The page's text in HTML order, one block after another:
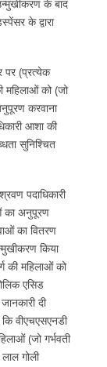
के बाद
के द्वारा
पर (प्रत्येक
महिलाओं को (जो
करवाना
आशा की
सुनिश्चित
पदाधिकारी
का अनुपूरण
का वितरण
किया
की महिलाओं को
एसिड
दी
वीएचएसएनडी
(जो गर्भवती
गोली